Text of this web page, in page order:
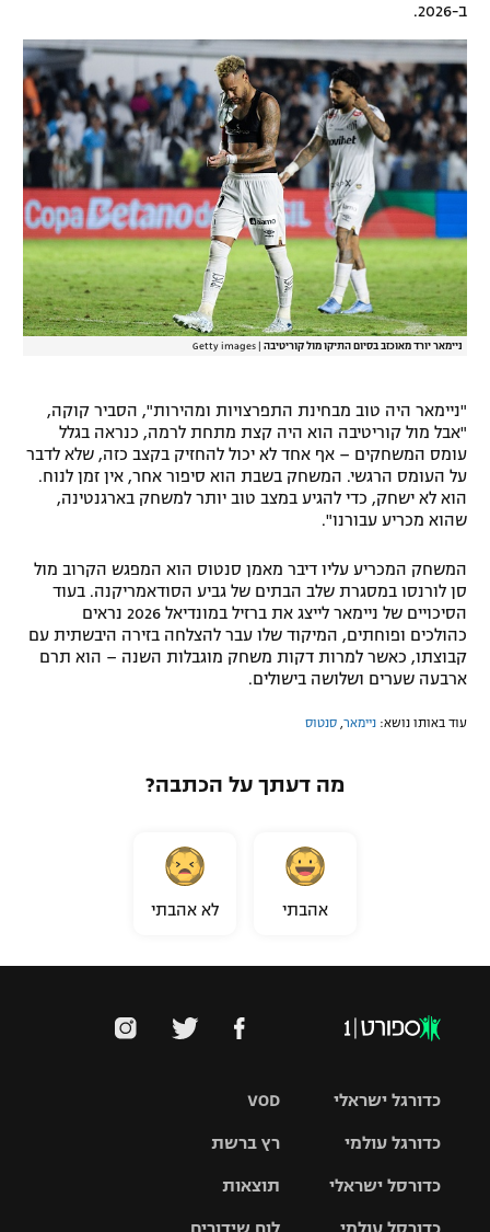
ב-2026.
ניימאר יורד מאוכזב בסיום התיקו מול קוריטיבה Getty images
"ניימאר היה טוב מבחינת התפרצויות ומהירות", הסביר קוקה,
"אבל מול קוריטיבה הוא היה קצת מתחת לרמה, כנראה בגלל
עומס המשחקים – אף אחד לא יכול להחזיק בקצב כזה, שלא לדבר
על העומס הרגשי. המשחק בשבת הוא סיפור אחר, אין זמן לנוח.
הוא לא ישחק, כדי להגיע במצב טוב יותר למשחק בארגנטינה,
שהוא מכריע עבורנו".
המשחק המכריע עליו דיבר מאמן סנטוס הוא המפגש הקרוב מול
סן לורנסו במסגרת שלב הבתים של גביע הסודאמריקנה. בעוד
הסיכויים של ניימאר לייצג את ברזיל במונדיאל 2026 נראים
כהולכים ופוחתים, המיקוד שלו עבר להצלחה בזירה היבשתית עם
קבוצתו, כאשר למרות דקות משחק מוגבלות השנה – הוא תרם
ארבעה שערים ושלושה בישולים.
עוד באותו נושא: ניימאר סנטוס
מה דעתך על הכתבה?
אהבתי לא אהבתי
VOD
רץ ברשת
תוצאות
לוח שידורים
כדורגל ישראלי
כדורגל עולמי
האלופות
כדורסל ישראלי
כדורסל עולמי